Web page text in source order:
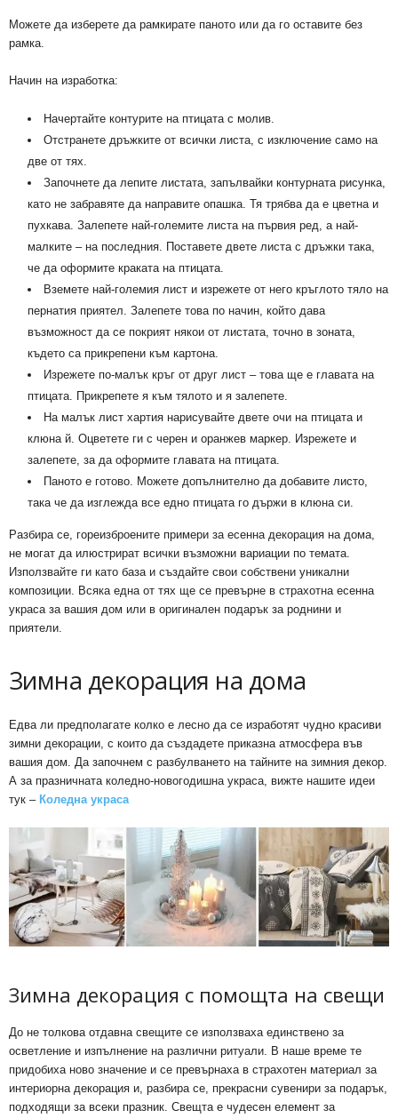
Можете да изберете да рамкирате паното или да го оставите без
рамка.
Начин на изработка:
Начертайте контурите на птицата с молив.
Отстранете дръжките от всички листа, с изключение само на
две от тях.
Започнете да лепите листата, запълвайки контурната рисунка,
като не забравяте да направите опашка. Тя трябва да е цветна и
пухкава. Залепете най-големите листа на първия ред, а най-
малките – на последния. Поставете двете листа с дръжки така,
че да оформите краката на птицата.
Вземете най-големия лист и изрежете от него кръглото тяло на
пернатия приятел. Залепете това по начин, който дава
възможност да се покрият някои от листата, точно в зоната,
където са прикрепени към картона.
Изрежете по-малък кръг от друг лист – това ще е главата на
птицата. Прикрепете я към тялото и я залепете.
На малък лист хартия нарисувайте двете очи на птицата и
клюна й. Оцветете ги с черен и оранжев маркер. Изрежете и
залепете, за да оформите главата на птицата.
Паното е готово. Можете допълнително да добавите листо,
така че да изглежда все едно птицата го държи в клюна си.
Разбира се, гореизброените примери за есенна декорация на дома,
не могат да илюстрират всички възможни вариации по темата.
Използвайте ги като база и създайте свои собствени уникални
композиции. Всяка една от тях ще се превърне в страхотна есенна
украса за вашия дом или в оригинален подарък за роднини и
приятели.
Зимна декорация на дома
Едва ли предполагате колко е лесно да се изработят чудно красиви
зимни декорации, с които да създадете приказна атмосфера във
вашия дом. Да започнем с разбулването на тайните на зимния декор.
А за празничната коледно-новогодишна украса, вижте нашите идеи
тук – Коледна украса
Зимна декорация с помощта на свещи
До не толкова отдавна свещите се използваха единствено за
осветление и изпълнение на различни ритуали. В наше време те
придобиха ново значение и се превърнаха в страхотен материал за
интериорна декорация и, разбира се, прекрасни сувенири за подарък,
подходящи за всеки празник. Свещта е чудесен елемент за